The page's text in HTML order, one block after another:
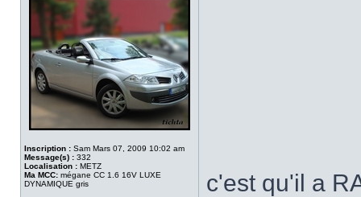
Inscription : Sam Mars 07, 2009 10:02 am
Message(s) : 332
Localisation : METZ
Ma MCC: mégane CC 1.6 16V LUXE
DYNAMIQUE gris
c'est qu'il a